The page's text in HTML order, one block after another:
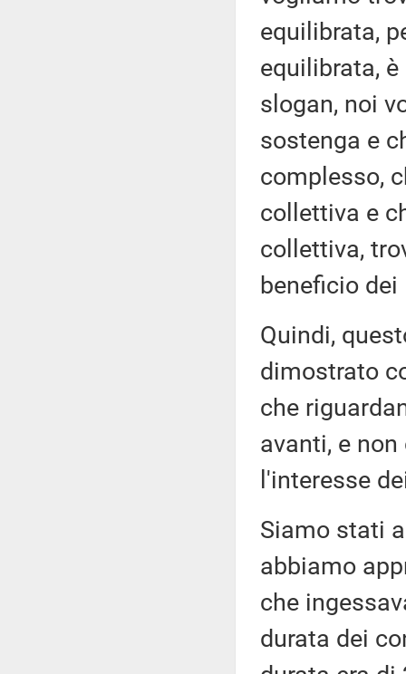
equilibrata,
equilibrata,
slogan, noi
sostenga e
complesso,
collettiva e
collettiva,
beneficio
Quindi,
dimostrato
che
avanti, e
l'interesse
Siamo stati
abbiamo
che
durata dei